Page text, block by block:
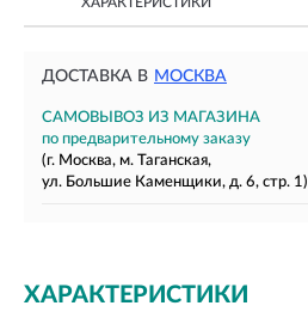
ДОСТАВКА В МОСКВА
САМОВЫВОЗ ИЗ МАГАЗИНА
по предварительному заказу
(г. Москва, м. Таганская,
ул. Большие Каменщики, д. 6, стр. 1)
ХАРАКТЕРИСТИКИ